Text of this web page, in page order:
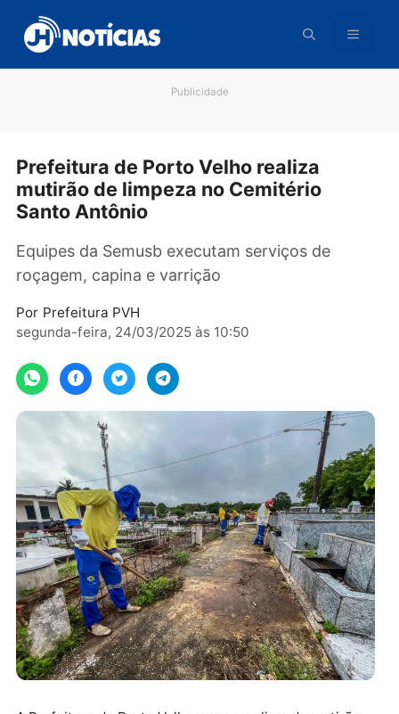
para
conteúdo
Prefeitura de Porto Velho realiza
mutirão de limpeza no Cemitério
Equipes da Semusb executam serviços de
roçagem, capina e varrição
Por
segunda-feira, 24/03/2025 às 10:50